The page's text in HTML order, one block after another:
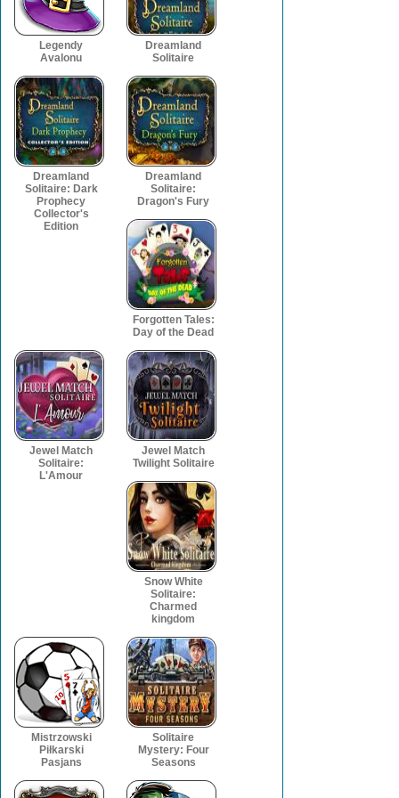
Legendy
Avalonu
Dreamland
Solitaire
Dreamland
Solitaire: Dark
Prophecy
Collector's
Edition
Dreamland
Solitaire:
Dragon's Fury
Forgotten Tales:
Day of the Dead
Jewel Match
Solitaire:
L'Amour
Jewel Match
Twilight Solitaire
Snow White
Solitaire:
Charmed
kingdom
Mistrzowski
Piłkarski
Pasjans
Solitaire
Mystery: Four
Seasons